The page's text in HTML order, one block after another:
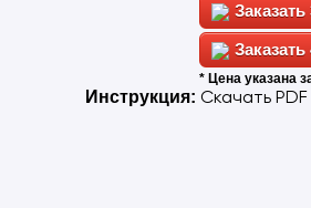
* Цена указана
Инструкция: Скачать PDF